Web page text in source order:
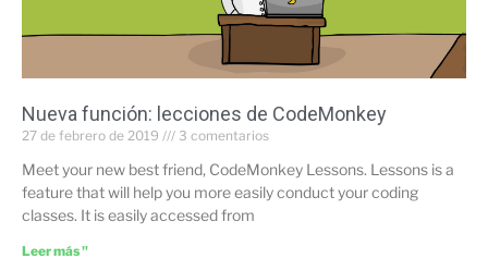
Nueva función: lecciones de CodeMonkey
27 de febrero de 2019 3 comentarios
Meet your new best friend, CodeMonkey Lessons. Lessons is a
feature that will help you more easily conduct your coding
classes. It is easily accessed from
Leer más "